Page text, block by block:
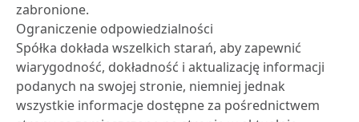
zabronione.
Ograniczenie odpowiedzialności
Spółka dokłada wszelkich starań, aby zapewnić
wiarygodność, dokładność i aktualizację informacji
podanych na swojej stronie, niemniej jednak
wszystkie informacje dostępne za pośrednictwem